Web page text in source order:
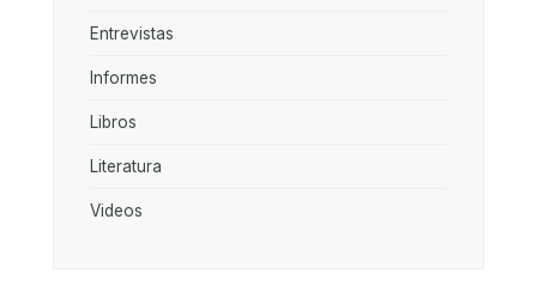
Entrevistas
Informes
Libros
Literatura
Videos